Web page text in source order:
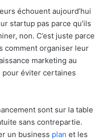
échouent aujourd’hui
startup pas parce qu’ils
non. C’est juste parce
comment organiser leur
marketing au
pour éviter certaines
sont sur la table
sans contrepartie.
un business plan et les